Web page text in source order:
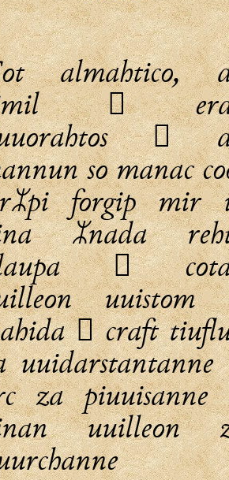
almahtico,


so manac
forgip mir
nada

uuistom
 craft
za
uuilleon